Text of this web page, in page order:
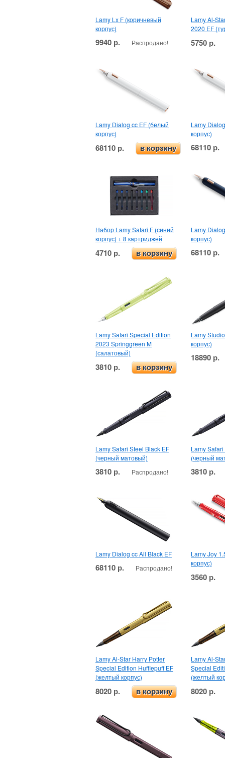
Lamy Lx F (коричневый
корпус)
9940 р. Распродано!
Lamy Al-
2020 EF
5750 р.
Lamy Dialog cc EF (белый
корпус)
68110 р. в корзину
Lamy
корпус)
68110 р.
Набор Lamy Safari F (синий
корпус) + 8 картриджей
4710 р. в корзину
Lamy
корпус)
68110 р.
Lamy Safari Special Edition
2023 Springgreen M
(салатовый)
3810 р. в корзину
Lamy
корпус)
18890 р.
Lamy Safari Steel Black EF
(черный матовый)
3810 р. Распродано!
Lamy
(черный
3810 р.
Lamy Dialog cc All Black EF
68110 р. Распродано!
Lamy Joy
корпус)
3560 р.
Lamy Al-Star Harry Potter
Special Edition Hufflepuff EF
(желтый корпус)
8020 р. в корзину
Lamy Al-
Special
(желтый
8020 р.